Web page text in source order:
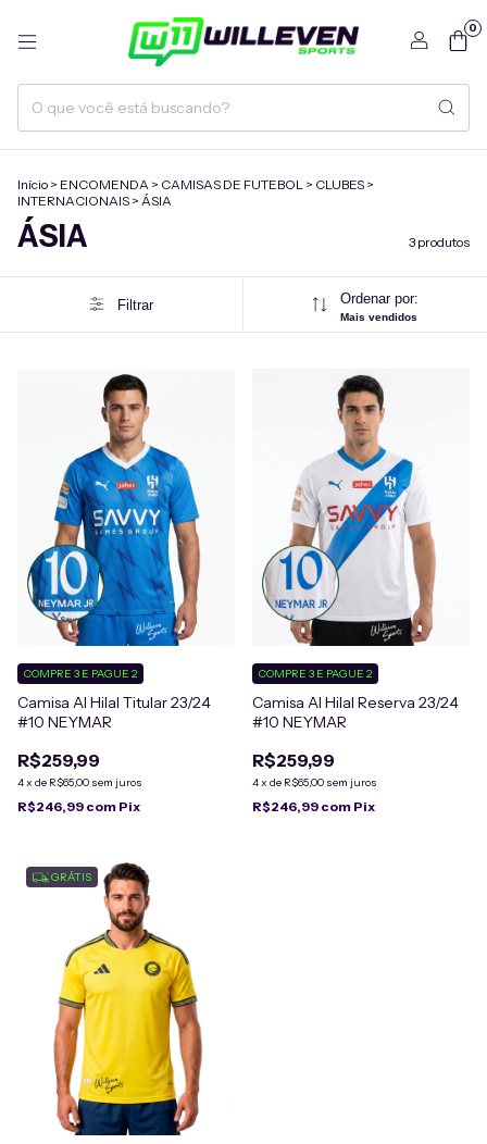
0
Início > ENCOMENDA > CAMISAS DE FUTEBOL > CLUBES >
INTERNACIONAIS > ÁSIA
ÁSIA 3 produtos
Filtrar Ordenar por:
Mais vendidos
Camisa Al Hilal Titular 23/24
#10 NEYMAR
R$259,99
4x de R$65,00 sem juros
COMPRE 3 E PAGUE 2
R$246,99 com Pix
Camisa Al Hilal Reserva 23/24
#10 NEYMAR
R$259,99
4x de R$65,00 sem juros
COMPRE 3 E PAGUE 2
R$246,99 com Pix
GRÁTIS